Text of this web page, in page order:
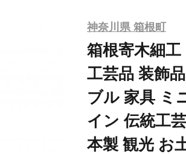
神奈川県 箱根町
箱根寄木細
工芸品 装飾
ブル 家具 ミ
イン 伝統工
本製 観光 お